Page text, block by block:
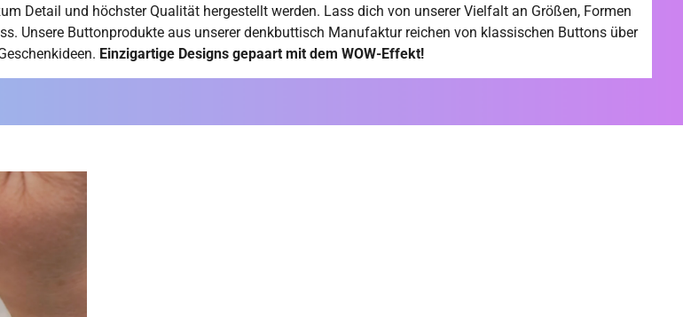
Detail und höchster Qualität hergestellt werden. Lass dich von unserer Vielfalt an Größen, Formen
Unsere Buttonprodukte aus unserer denkbuttisch Manufaktur reichen von klassischen Buttons über
Einzigartige Designs gepaart mit dem WOW-Effekt!